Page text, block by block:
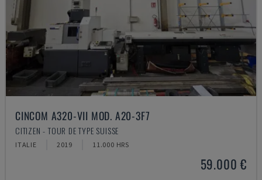
CINCOM A320-VII MOD. A20-3F7
CITIZEN - TOUR DE TYPE SUISSE
ITALIE 2019 11.000 HRS
59.000 €